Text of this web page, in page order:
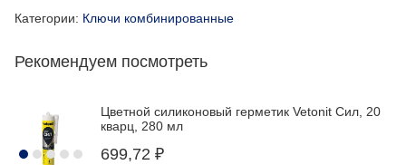
Категории: Ключи комбинированные
Рекомендуем посмотреть
Цветной силиконовый герметик Vetonit Сил, 20
кварц, 280 мл
699,72 ₽